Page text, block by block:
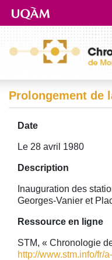
Aller directement au
Prolongement de
Date
Le 28 avril 1980
Description
Inauguration des
Georges-Vanier et
Ressource en ligne
STM, « Chronologie
http://www.stm.info/fr/